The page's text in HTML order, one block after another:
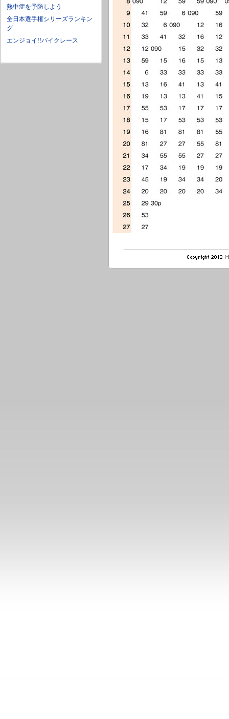
熱中症を予防しよう
全日本選手権シリーズランキン
グ
エンジョイ!!バイクレース